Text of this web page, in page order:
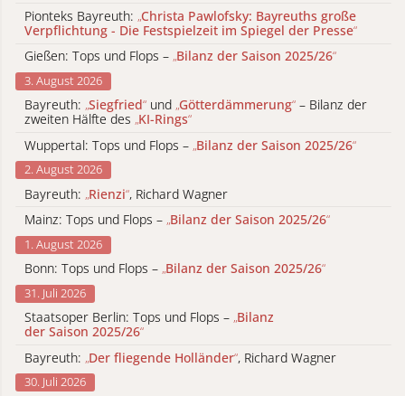
Pionteks Bayreuth: „Christa Pawlofsky: Bayreuths große
Verpflichtung - Die Festspielzeit im Spiegel der Presse“
Gießen: Tops und Flops – „Bilanz der Saison 2025/26“
3. August 2026
Bayreuth: „Siegfried“ und „Götterdämmerung“ – Bilanz der
zweiten Hälfte des „KI-Rings“
Wuppertal: Tops und Flops – „Bilanz der Saison 2025/26“
2. August 2026
Bayreuth: „Rienzi“, Richard Wagner
Mainz: Tops und Flops – „Bilanz der Saison 2025/26“
1. August 2026
Bonn: Tops und Flops – „Bilanz der Saison 2025/26“
31. Juli 2026
Staatsoper Berlin: Tops und Flops – „Bilanz
der Saison 2025/26“
Bayreuth: „Der fliegende Holländer“, Richard Wagner
30. Juli 2026